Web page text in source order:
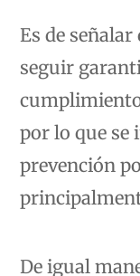
Es de
seguir
por lo que
prevención
De igual